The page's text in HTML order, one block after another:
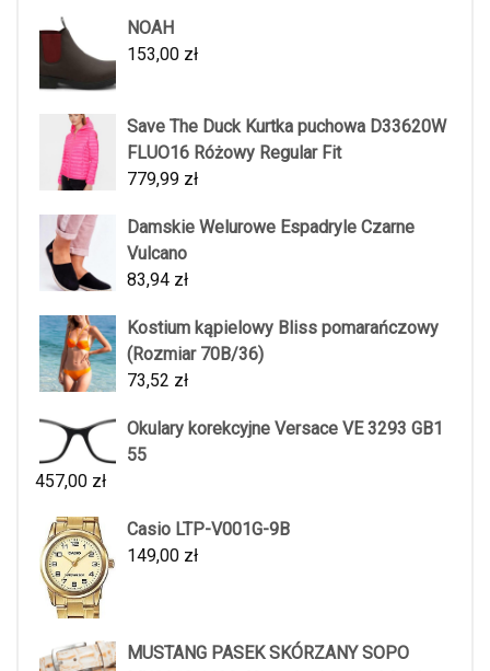
NOAH
153,00 zł
Save The Duck Kurtka puchowa D33620W
FLUO16 Różowy Regular Fit
779,99 zł
Damskie Welurowe Espadryle Czarne
Vulcano
83,94 zł
Kostium kąpielowy Bliss pomarańczowy
(Rozmiar 70B/36)
73,52 zł
Okulary korekcyjne Versace VE 3293 GB1
55
457,00 zł
Casio LTP-V001G-9B
149,00 zł
MUSTANG PASEK SKÓRZANY SOPO